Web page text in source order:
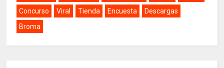
Concurso
Viral Tienda Encuesta
Descargas
Broma